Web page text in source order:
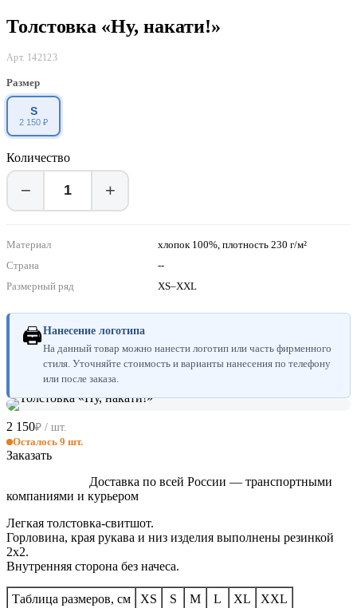
Толстовка «Ну, накати!»
Арт. 142123
Размер
S
2 150 ₽
Количество
− +
Материал
хлопок 100%, плотность 230 г/м²
Страна
--
Размерный ряд
XS–XXL
🖨Нанесение логотипа
На данный товар можно нанести логотип или часть фирменного
стиля. Уточняйте стоимость и варианты нанесения по телефону
или после заказа.
2 150₽ / шт.
Осталось 9 шт.
Заказать
Доставка по всей России — транспортными
компаниями и курьером
Легкая толстовка-свитшот.
Горловина, края рукава и низ изделия выполнены резинкой
2х2.
Внутренняя сторона без начеса.
Таблица размеров, см XS S M L XL
XXL